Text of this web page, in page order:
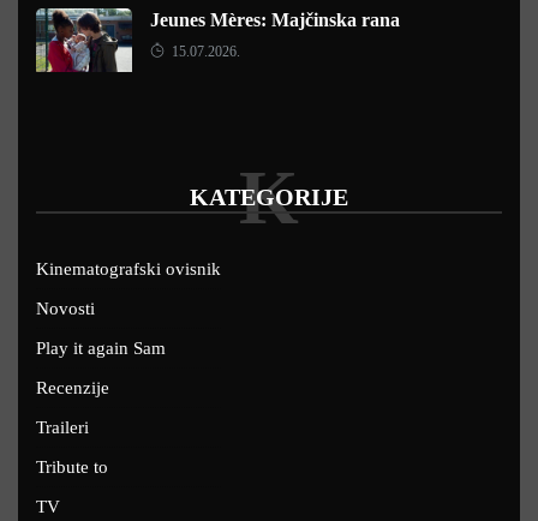
Jeunes Mères: Majčinska rana
15.07.2026.
KATEGORIJE
K
Kinematografski ovisnik
Novosti
Play it again Sam
Recenzije
Traileri
Tribute to
TV